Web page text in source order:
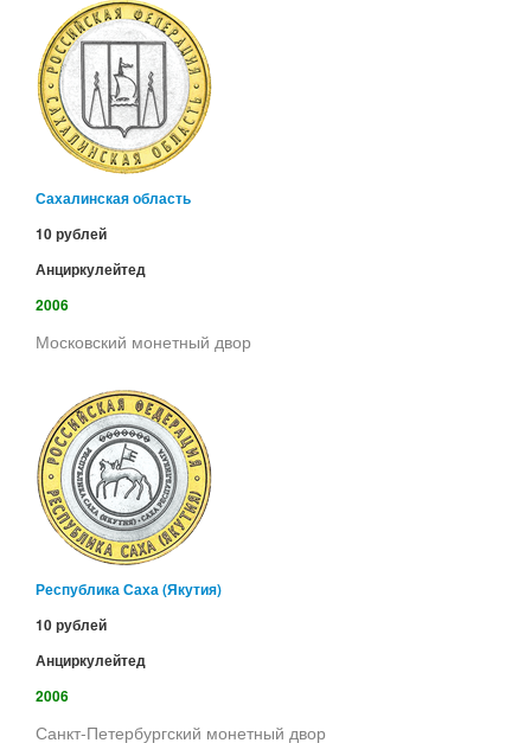
Сахалинская область
10 рублей
Анциркулейтед
2006
Московский монетный двор
Республика Саха (Якутия)
10 рублей
Анциркулейтед
2006
Санкт-Петербургский монетный двор